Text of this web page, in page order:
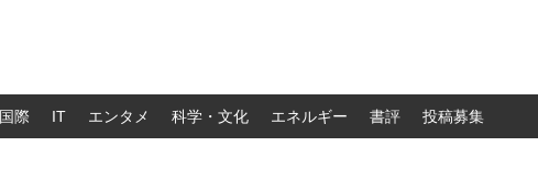
国際 IT エンタメ 科学・文化 エネルギー 書評 投稿募集